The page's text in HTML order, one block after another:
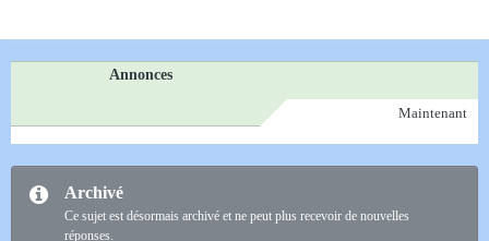
Annonces
Maintenant
Archivé
Ce sujet est désormais archivé et ne peut plus recevoir de nouvelles
réponses.